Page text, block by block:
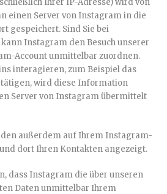
Ihrer IP-Adresse) wird von
einen Server von Instagram in die
gespeichert. Sind Sie bei
Instagram den Besuch unserer
Account unmittelbar zuordnen.
interagieren, zum Beispiel das
wird diese Information
Server von Instagram übermittelt
außerdem auf Ihrem Instagram-
dort Ihren Kontakten angezeigt.
dass Instagram die über unseren
Daten unmittelbar Ihrem